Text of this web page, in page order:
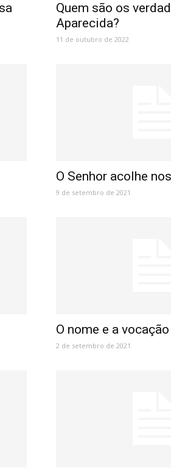
Quem são os
Aparecida?
11 de outubro de 2022
O Senhor acolhe
9 de setembro de 2021
O nome e a
2 de setembro de 2021